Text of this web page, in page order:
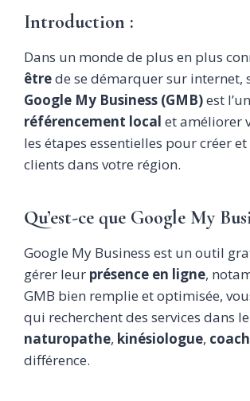
Introduction :
Dans un monde de plus en plus
êtrede se démarquer sur internet,
Google My Business (GMB)est
référencement local et améliorer
les étapes essentielles pour créer
clients dans votre région.
Qu’est-ce que Google My
Google My Business est un outil
gérer leur présence en ligne,
GMB bien remplie et optimisée,
qui recherchent des services dans
naturopathe, kinésiologue,
différence.